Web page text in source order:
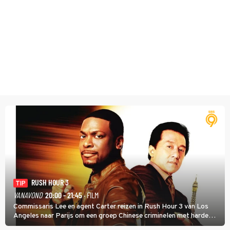
TIP
RUSH HOUR 3
VANAVOND 20:00 - 21:45· FILM
Commissaris Lee en agent Carter reizen in Rush Hour 3 van Los
Angeles naar Parijs om een groep Chinese criminelen met harde
hand aan te pakken.